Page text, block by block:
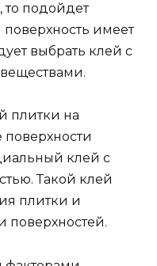
то подойдет
имеет
выбрать клей с
плитки на
клей с
Такой клей
плитки и
поверхностей.